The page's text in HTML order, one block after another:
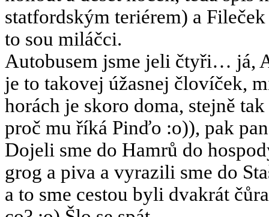
statfordským teriérem) a
to sou miláčci.
Autobusem jsme jeli čtyři… já,
je to takovej úžasnej človíček,
horách je skoro doma, stejně
proč mu říká Pinďo :o)), pak
Dojeli sme do Hamrů do
grog a piva a vyrazili sme do
a to sme cestou byli dvakrát